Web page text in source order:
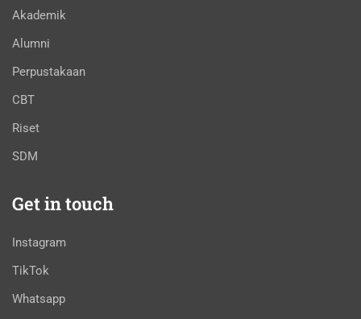
Akademik
Alumni
Perpustakaan
CBT
Riset
SDM
Get in touch
Instagram
TikTok
Whatsapp